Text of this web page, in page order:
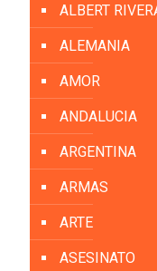
ALBERT
ALEMANIA
AMOR
ANDALUCIA
ARGENTINA
ARMAS
ARTE
ASESINATO